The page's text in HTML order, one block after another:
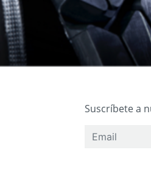
Suscríbete a